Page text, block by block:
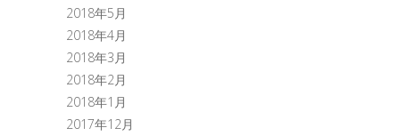
2018年5月
2018年4月
2018年3月
2018年2月
2018年1月
2017年12月